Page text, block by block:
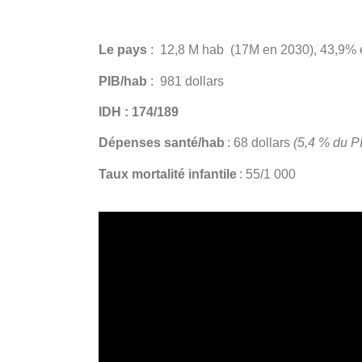
Le pays : 12,8 M hab (17M en 2030), 43,9%
PIB/hab : 981 dollars
IDH : 174/189
Dépenses santé/hab : 68 dollars (5,4 % du
Taux mortalité infantile : 55/1 000